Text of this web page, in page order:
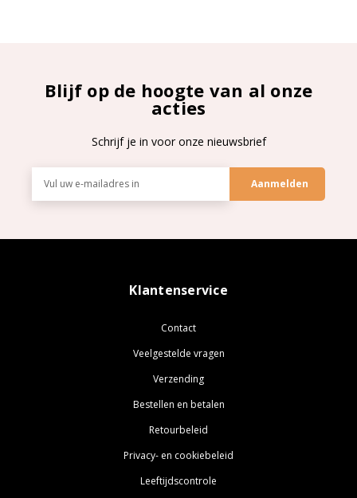
Blijf op de hoogte van al onze
acties
Schrijf je in voor onze nieuwsbrief
mailadres
Klantenservice
Contact
Veelgestelde vragen
Verzending
Bestellen en betalen
Retourbeleid
Privacy- en cookiebeleid
Leeftijdscontrole